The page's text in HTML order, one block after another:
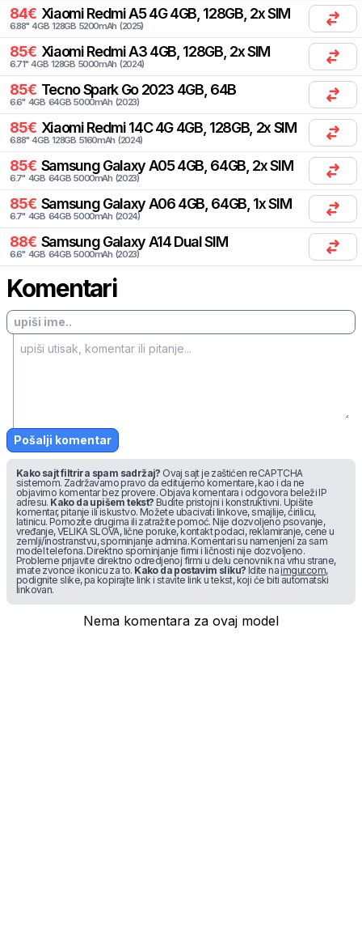
84€ Xiaomi Redmi A5 4G 4GB, 128GB, 2x SIM
6.88" 4GB 128GB 5200mAh (2025)
85€ Xiaomi Redmi A3 4GB, 128GB, 2x SIM
6.71" 4GB 128GB 5000mAh (2024)
85€ TecnoSpark Go 2023 4GB, 64B
6.6" 4GB 64GB 5000mAh (2023)
85€ Xiaomi Redmi 14C 4G 4GB, 128GB, 2x SIM
6.88" 4GB 128GB 5160mAh (2024)
85€ Samsung Galaxy A05 4GB, 64GB, 2x SIM
6.7" 4GB 64GB 5000mAh (2023)
85€ Samsung Galaxy A06 4GB, 64GB, 1x SIM
6.7" 4GB 64GB 5000mAh (2024)
88€ Samsung Galaxy A14 Dual SIM
6.6" 4GB 64GB 5000mAh (2023)
Komentari
Pošalji komentar
Kako sajt filtrira spam sadržaj? Ovaj sajt je zaštićen reCAPTCHA
sistemom. Zadržavamo pravo da editujemo komentare, kao i da ne
objavimo komentar bez provere. Objava komentara i odgovora beleži IP
adresu. Kako da upišem tekst? Budite pristojni i konstruktivni. Upišite
komentar, pitanje ili iskustvo. Možete ubacivati linkove, smajlije, ćirilicu,
latinicu. Pomozite drugima ili zatražite pomoć. Nije dozvoljeno psovanje,
vređanje, VELIKA SLOVA, lične poruke, kontakt podaci, reklamiranje, cene u
zemlji/inostranstvu, spominjanje admina. Komentari su namenjeni za sam
model telefona. Direktno spominjanje firmi i ličnosti nije dozvoljeno.
Probleme prijavite direktno odredjenoj firmi u delu cenovnik na vrhu strane,
imate zvonce ikonicu za to. Kako da postavim sliku? Idite na imgur.com,
podignite slike, pa kopirajte link i stavite link u tekst, koji će biti automatski
linkovan.
Nema komentara za ovaj model